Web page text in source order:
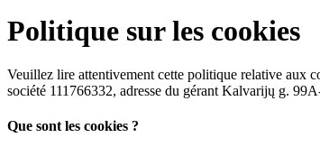
Politique sur les cookies
Veuillez lire attentivement cette politique relative aux
société 111766332, adresse du gérant Kalvarijų g.
Que sont les cookies ?